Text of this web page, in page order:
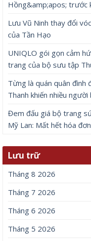
Hồng&amp;apos; trước
Lưu Vũ Ninh thay đổi
của Tần Hạo
UNIQLO gói gọn cảm
trang của bộ sưu tập
Từng là quán quân đình
Thanh khiến nhiều
Đem đấu giá bộ trang
Mỹ Lan: Mất hết hóa
Lưu trữ
Tháng 8 2026
Tháng 7 2026
Tháng 6 2026
Tháng 5 2026